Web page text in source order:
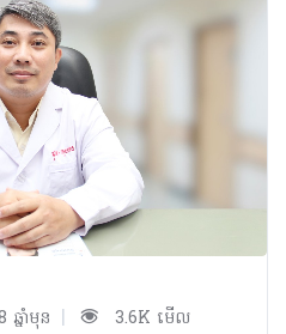
ឆ្នាំមុន | 3.6K មើល